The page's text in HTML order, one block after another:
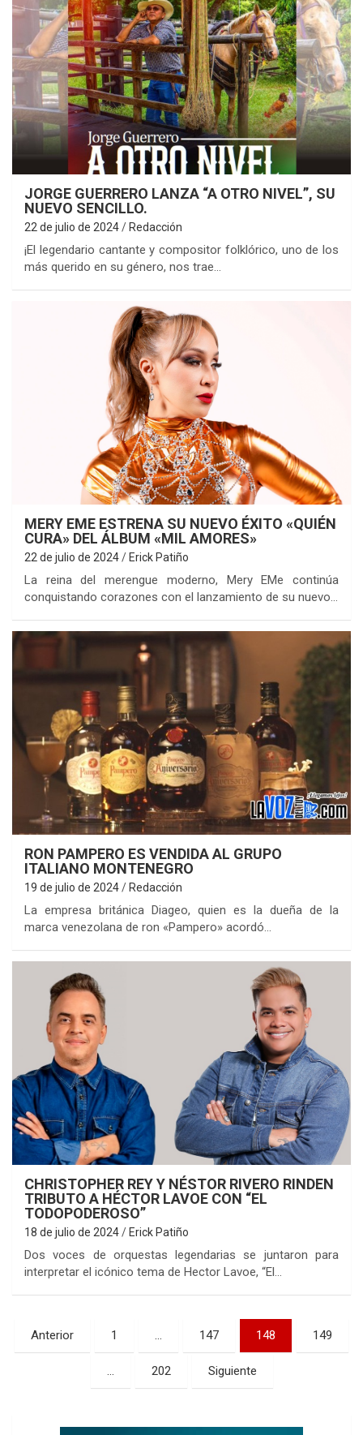
JORGE GUERRERO LANZA “A OTRO NIVEL”, SU
NUEVO SENCILLO.
22 de julio de 2024 Redacción
¡El legendario cantante y compositor folklórico, uno de los
más querido en su género, nos trae…
MERY EME ESTRENA SU NUEVO ÉXITO «QUIÉN
CURA» DEL ÁLBUM «MIL AMORES»
22 de julio de 2024 Erick Patiño
La reina del merengue moderno, Mery EMe continúa
conquistando corazones con el lanzamiento de su nuevo…
RON PAMPERO ES VENDIDA AL GRUPO
ITALIANO MONTENEGRO
19 de julio de 2024 Redacción
La empresa británica Diageo, quien es la dueña de la
marca venezolana de ron «Pampero» acordó…
CHRISTOPHER REY Y NÉSTOR RIVERO RINDEN
TRIBUTO A HÉCTOR LAVOE CON “EL
TODOPODEROSO”
18 de julio de 2024 Erick Patiño
Dos voces de orquestas legendarias se juntaron para
interpretar el icónico tema de Hector Lavoe, “El…
Paginación
de
entradas
Anterior 1 … 147 148 149
… 202 Siguiente